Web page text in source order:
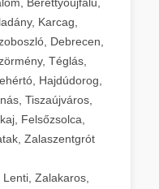
Karcag,
Debrecen,
Téglás,
Hajdúdorog,
Tiszaújváros,
Felsőzsolca,
Zalaszentgrót
Zalakaros,